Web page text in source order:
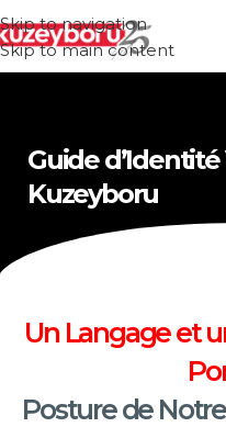
Skip to navigation
Skip to main content
Guide
Kuzeyboru
Un Langage et
Posture de